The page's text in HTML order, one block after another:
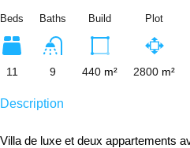
Beds
11
Baths
9
Build
440 m²
Plot
2800 m²
Description
Villa de luxe et deux appartements